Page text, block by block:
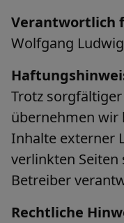
Verantwortlich
Wolfgang Ludwig
Trotz
übernehmen wir
Inhalte externer
verlinkten
Betreiber
Rechtliche